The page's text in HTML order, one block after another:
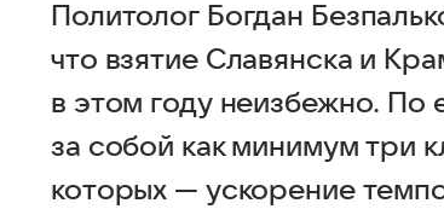
Политолог Богдан
что взятие Славянска и
в этом году неизбежно. По
за собой как минимум три
которых — ускорение